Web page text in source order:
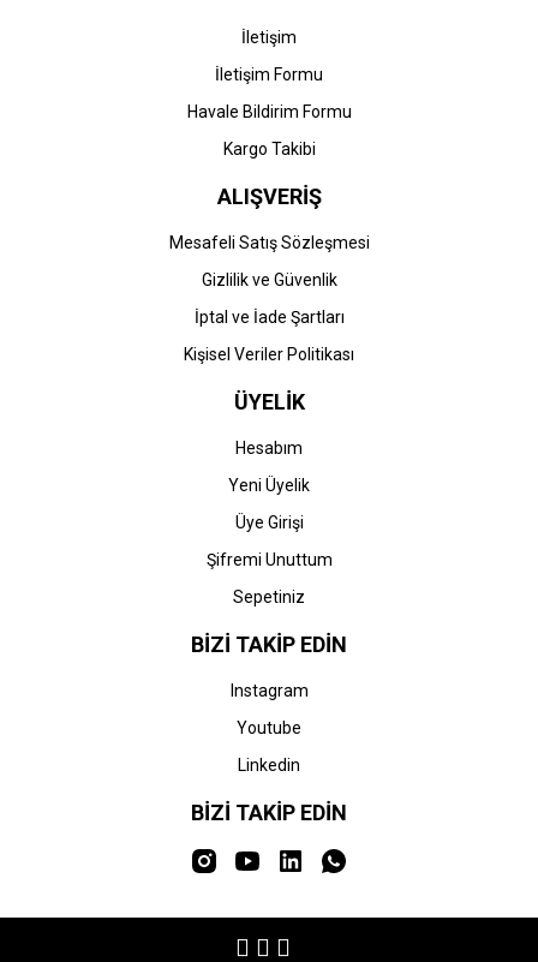
İletişim
İletişim Formu
Havale Bildirim Formu
Kargo Takibi
ALIŞVERİŞ
Mesafeli Satış Sözleşmesi
Gizlilik ve Güvenlik
İptal ve İade Şartları
Kişisel Veriler Politikası
ÜYELİK
Hesabım
Yeni Üyelik
Üye Girişi
Şifremi Unuttum
Sepetiniz
BİZİ TAKİP EDİN
Instagram
Youtube
Linkedin
BİZİ TAKİP EDİN